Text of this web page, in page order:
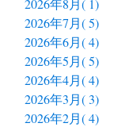
2026年8月( 1)
2026年7月( 5)
2026年6月( 4)
2026年5月( 5)
2026年4月( 4)
2026年3月( 3)
2026年2月( 4)